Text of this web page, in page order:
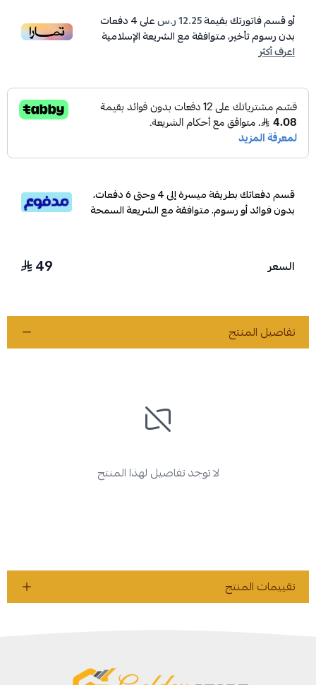
أو قسم فاتورتك بقيمة12.25 ر.س على4دفعات
بدون رسوم تأخير، متوافقة مع الشريعة الإسلامية
اعرف أكثر
قسم دفعاتك بطريقة ميسرة إلى 4 وحتى 6 دفعات،
بدون فوائد أو رسوم. متوافقة مع الشريعة السمحة
السعر 49
تفاصيل المنتج
لا توجد تفاصيل لهذا المنتج
تقييمات المنتج